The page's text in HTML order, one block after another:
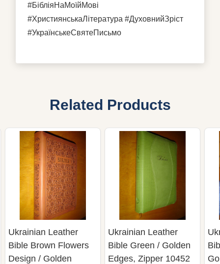
#БібліяНаМоїйМові
#ХристиянськаЛітература #ДуховнийЗріст
#УкраїнськеСвятеПисьмо
Related Products
Ukrainian Leather
Bible Brown Flowers
Design / Golden
Ukrainian Leather
Bible Green / Golden
Edges, Zipper 10452